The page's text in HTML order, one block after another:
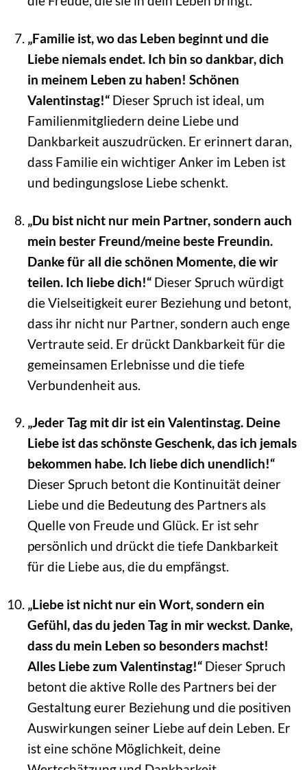
„Familie ist, wo das Leben beginnt und die
Liebe niemals endet. Ich bin so dankbar, dich
in meinem Leben zu haben! Schönen
Valentinstag!“Dieser Spruch ist ideal, um
Familienmitgliedern deine Liebe und
Dankbarkeit auszudrücken. Er erinnert daran,
dass Familie ein wichtiger Anker im Leben ist
und bedingungslose Liebe schenkt.
„Du bist nicht nur mein Partner, sondern auch
mein bester Freund/meine beste Freundin.
Danke für all die schönen Momente, die wir
teilen. Ich liebe dich!“Dieser Spruch würdigt
die Vielseitigkeit eurer Beziehung und betont,
dass ihr nicht nur Partner, sondern auch enge
Vertraute seid. Er drückt Dankbarkeit für die
gemeinsamen Erlebnisse und die tiefe
Verbundenheit aus.
„Jeder Tag mit dir ist ein Valentinstag. Deine
Liebe ist das schönste Geschenk, das ich jemals
bekommen habe. Ich liebe dich unendlich!“
Dieser Spruch betont die Kontinuität deiner
Liebe und die Bedeutung des Partners als
Quelle von Freude und Glück. Er ist sehr
persönlich und drückt die tiefe Dankbarkeit
für die Liebe aus, die du empfängst.
„Liebe ist nicht nur ein Wort, sondern ein
Gefühl, das du jeden Tag in mir weckst. Danke,
dass du mein Leben so besonders machst!
Alles Liebe zum Valentinstag!“Dieser Spruch
betont die aktive Rolle des Partners bei der
Gestaltung eurer Beziehung und die positiven
Auswirkungen seiner Liebe auf dein Leben. Er
ist eine schöne Möglichkeit, deine